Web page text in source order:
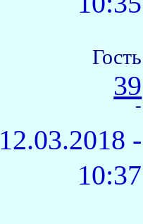
Гость
39
-
12.03.2018 -
10:37